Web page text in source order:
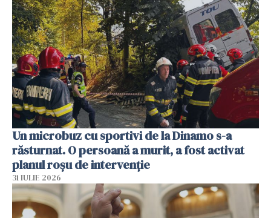
Un microbuz cu sportivi de la Dinamo s-a
răsturnat. O persoană a murit, a fost activat
planul roșu de intervenție
31 IULIE 2026